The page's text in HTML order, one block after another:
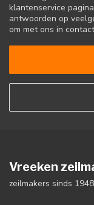
klantenservice
antwoorden op
om met ons in
Vreeken
zeilmakers sinds 1948